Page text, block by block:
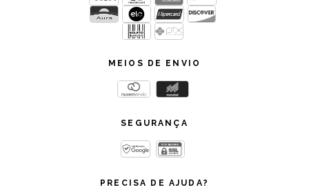
MEIOS DE ENVIO
SEGURANÇA
PRECISA DE AJUDA?